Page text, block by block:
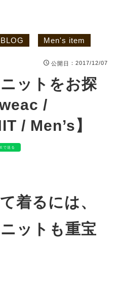
BLOG Men's item
公開日 ：2017/12/07
ットをお探
/
/ Men’s】
で送る
着るには、
ットも重宝